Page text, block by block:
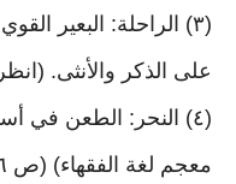
(٣) الراحلة: البعير
على الذكر والأنثى.
(٤) النحر: الطعن في
معجم لغة الفقهاء) (ص ٤٧٦)